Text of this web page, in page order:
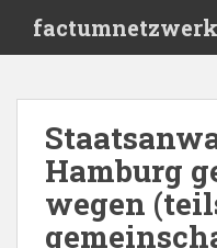
i
Hamburg
wegen